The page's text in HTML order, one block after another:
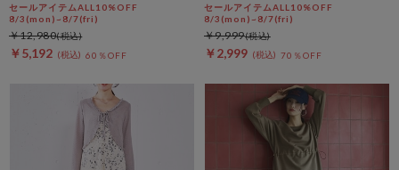
セールアイテムALL10%OFF
8/3(mon)~8/7(fri)
￥5,192 60％OFF
￥12,980
セールアイテムALL10%OFF
8/3(mon)~8/7(fri)
￥2,999 70％OFF
￥9,999